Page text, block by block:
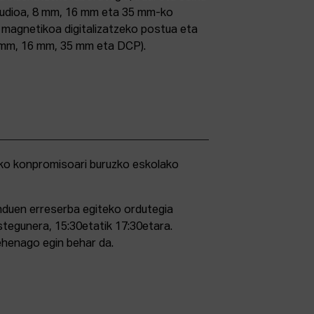
8 mm, 16 mm eta 35 mm-ko
digitalizatzeko postua eta
16 mm, 35 mm eta DCP).
erreserba egiteko ordutegia
15:30etatik 17:30etara.
egin behar da.